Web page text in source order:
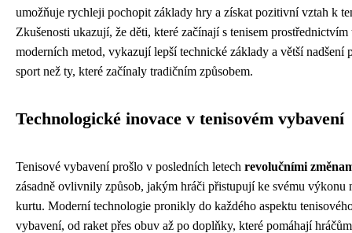
umožňuje rychleji pochopit základy hry a získat pozitivní vztah k
Zkušenosti ukazují, že děti, které začínají s tenisem prostřednictvím
moderních metod, vykazují lepší technické základy a větší nadšení
sport než ty, které začínaly tradičním způsobem.
Technologické inovace v tenisovém vybavení
Tenisové vybavení prošlo v posledních letech revolučními
zásadně ovlivnily způsob, jakým hráči přistupují ke svému výkonu
kurtu. Moderní technologie pronikly do každého aspektu
vybavení, od raket přes obuv až po doplňky, které pomáhají hráčům